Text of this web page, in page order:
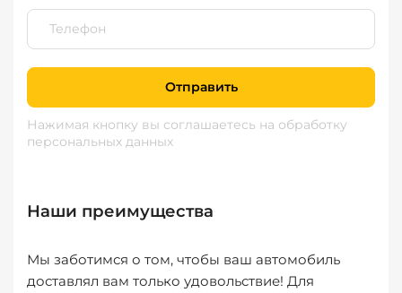
Отправить
Нажимая кнопку вы соглашаетесь на обработку
персональных данных
Наши преимущества
Мы заботимся о том, чтобы ваш автомобиль
доставлял вам только удовольствие! Для